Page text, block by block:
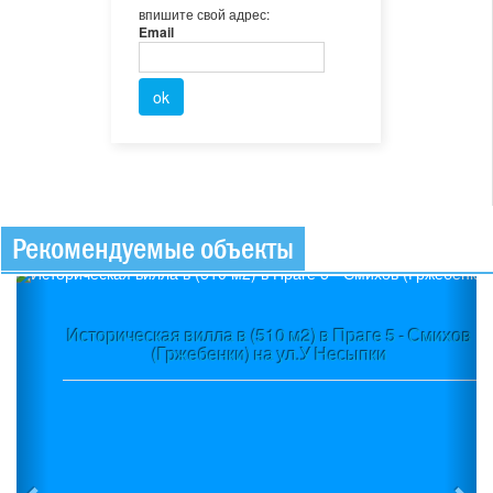
впишите свой адрес:
Email
Рекомендуемые объекты
Историческая вилла в (510 м2) в Праге 5 - Смихов
(Гржебенки) на ул.У Несыпки
Previous